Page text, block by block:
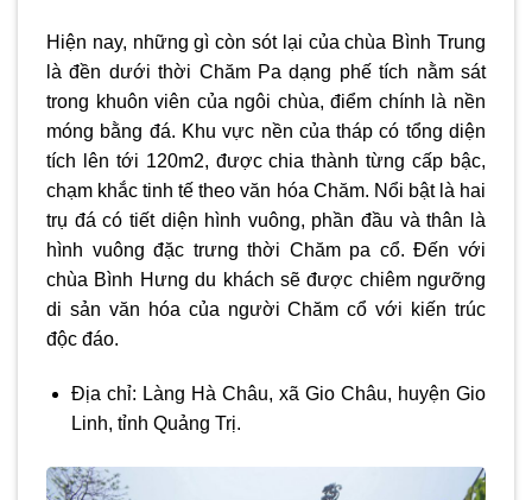
Hiện nay, những gì còn sót lại của chùa Bình Trung
là đền dưới thời Chăm Pa dạng phế tích nằm sát
trong khuôn viên của ngôi chùa, điểm chính là nền
móng bằng đá. Khu vực nền của tháp có tổng diện
tích lên tới 120m2, được chia thành từng cấp bậc,
chạm khắc tinh tế theo văn hóa Chăm. Nổi bật là hai
trụ đá có tiết diện hình vuông, phần đầu và thân là
hình vuông đặc trưng thời Chăm pa cổ. Đến với
chùa Bình Hưng du khách sẽ được chiêm ngưỡng
di sản văn hóa của người Chăm cổ với kiến trúc
độc đáo.
Địa chỉ: Làng Hà Châu, xã Gio Châu, huyện Gio
Linh, tỉnh Quảng Trị.